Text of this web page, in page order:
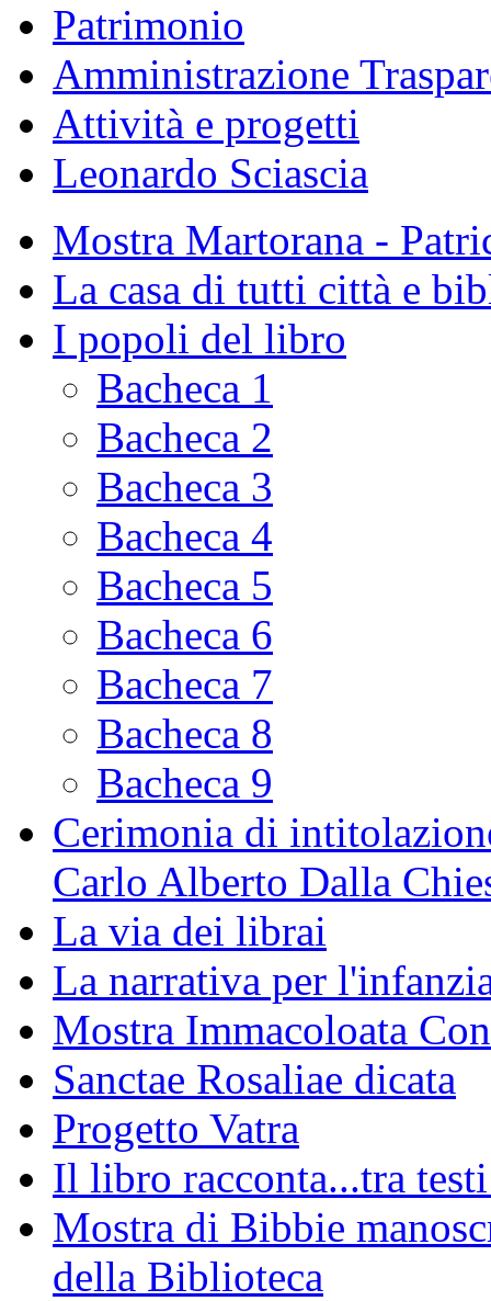
Patrimonio
Amministrazione
Attività e progetti
Leonardo Sciascia
Mostra Martorana -
La casa di tutti città e
I popoli del libro
Bacheca 1
Bacheca 2
Bacheca 3
Bacheca 4
Bacheca 5
Bacheca 6
Bacheca 7
Bacheca 8
Bacheca 9
Cerimonia di
Carlo Alberto Dalla
La via dei librai
La narrativa per
Mostra Immacoloata
Sanctae Rosaliae dicata
Progetto Vatra
Il libro racconta...tra
Mostra di Bibbie
della Biblioteca